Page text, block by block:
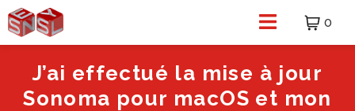
0
J’ai effectué la mise à jour
Sonoma pour macOS et mon